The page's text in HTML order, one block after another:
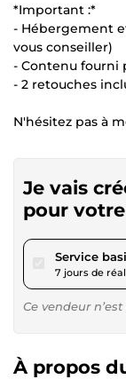
*Important :*
- Hébergement
vous conseiller)
- Contenu fourni
- 2 retouches
N'hésitez pas à
Je vais
pour
Service
7 jours de
Ce vendeur
À propos